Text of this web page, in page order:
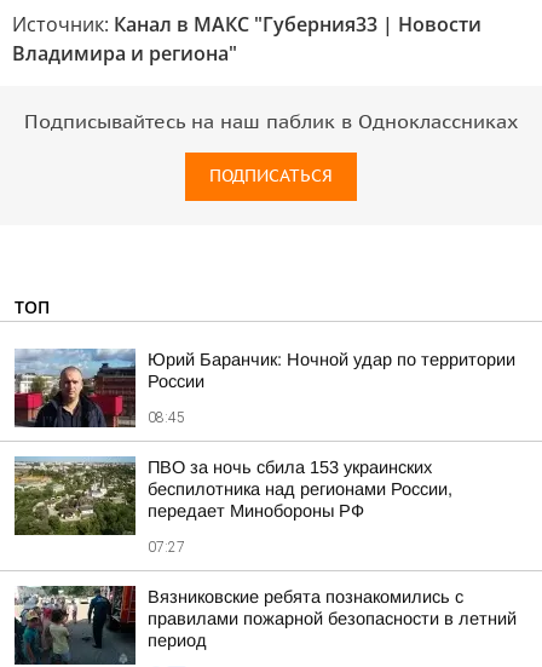
Источник: Канал в МАКС "Губерния33 | Новости
Владимира и региона"
Подписывайтесь на наш паблик в Одноклассниках
ПОДПИСАТЬСЯ
ТОП
Юрий Баранчик: Ночной удар по территории
России
08:45
ПВО за ночь сбила 153 украинских
беспилотника над регионами России,
передает Минобороны РФ
07:27
Вязниковские ребята познакомились с
правилами пожарной безопасности в летний
период